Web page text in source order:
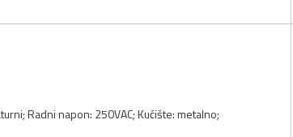
Radni napon: 250VAC; Kućište: metalno;